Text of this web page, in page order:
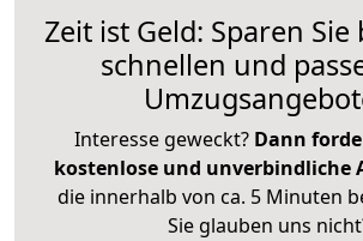
Zeit ist Geld: Sparen
schnellen und
Interesse geweckt? Dann
kostenlose und unverbindliche
die innerhalb von ca. 5 Minuten
Sie glauben uns